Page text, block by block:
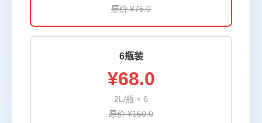
原价 ¥75.0
6瓶装
¥68.0
2L/瓶 × 6
原价 ¥150.0